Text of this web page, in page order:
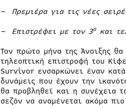
– Πρεμιέρα για τις νέες
– Επιστρέφει με τον 3οκαι
Τον πρώτο μήνα της Άνοιξης
τηλεοπτική επιστροφή του
Survivor ενσαρκώνει έναν
δυνάμεις που έχουν την
θα προβληθεί και η συνέχεια
σεζόν να αναμένεται ακόμα